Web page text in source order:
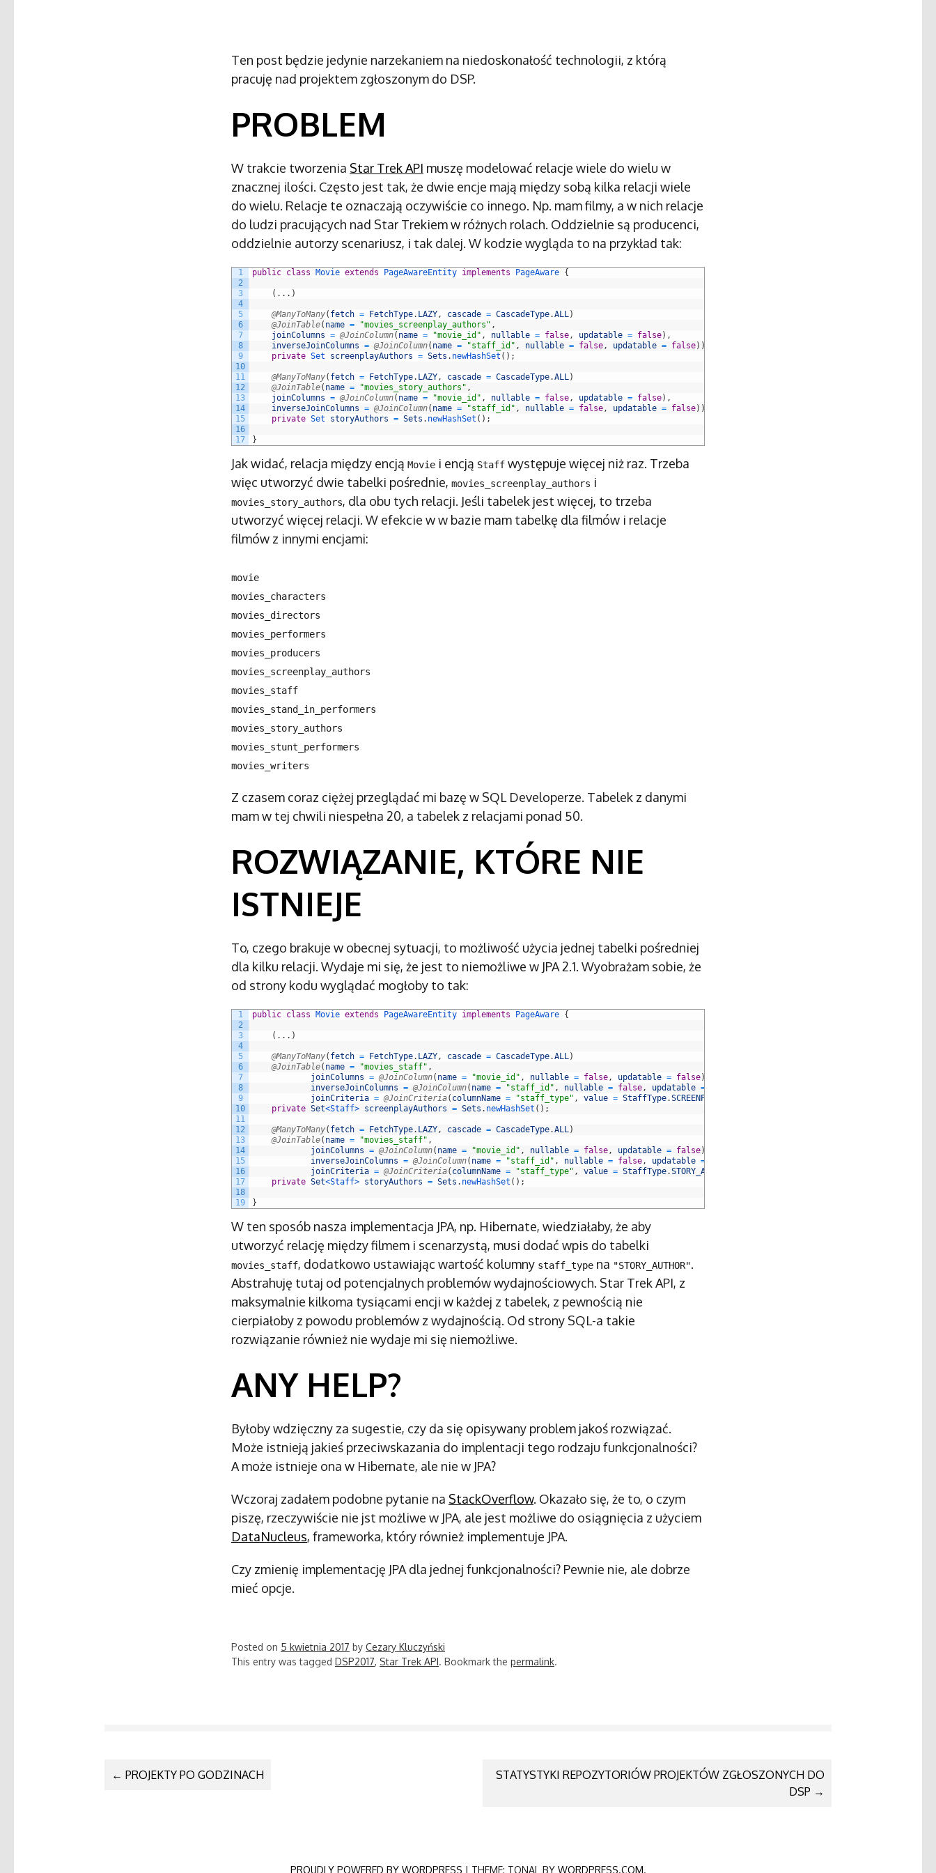
Ten post będzie jedynie narzekaniem na niedoskonałość technologii, z którą
pracuję nad projektem zgłoszonym do DSP.
PROBLEM
W trakcie tworzenia Star Trek API muszę modelować relacje wiele do wielu w
znacznej ilości. Często jest tak, że dwie encje mają między sobą kilka relacji wiele
do wielu. Relacje te oznaczają oczywiście co innego. Np. mam filmy, a w nich relacje
do ludzi pracujących nad Star Trekiem w różnych rolach. Oddzielnie są producenci,
oddzielnie autorzy scenariusz, i tak dalej. W kodzie wygląda to na przykład tak:
1
2
3
4
5
6
7
8
9
10
11
12
13
14
15
16
17
public class Movie extends PageAwareEntity implements PageAware {
( . . . )
@ManyToMany( fetch = FetchType. LAZY, cascade = CascadeType.ALL)
@JoinTable( name = "movies_screenplay_authors" ,
joinColumns = @JoinColumn( name = "movie_id" , nullable = false, updatable = false) ,
inverseJoinColumns = @JoinColumn( name = "staff_id" , nullable = false, updatable = false) )
private Set screenplayAuthors = Sets . newHashSet ( ) ;
@ManyToMany( fetch = FetchType. LAZY, cascade = CascadeType.ALL)
@JoinTable( name = "movies_story_authors" ,
joinColumns = @JoinColumn( name = "movie_id" , nullable = false, updatable = false) ,
inverseJoinColumns = @JoinColumn( name = "staff_id" , nullable = false, updatable = false) )
private Set storyAuthors = Sets . newHashSet ( ) ;
}
Jak widać, relacja między encją Movie i encją Staff występuje więcej niż raz. Trzeba
więc utworzyć dwie tabelki pośrednie, movies_screenplay_authors i
movies_story_authors, dla obu tych relacji. Jeśli tabelek jest więcej, to trzeba
utworzyć więcej relacji. W efekcie w w bazie mam tabelkę dla filmów i relacje
filmów z innymi encjami:
movie
movies_characters
movies_directors
movies_performers
movies_producers
movies_screenplay_authors
movies_staff
movies_stand_in_performers
movies_story_authors
movies_stunt_performers
movies_writers
Z czasem coraz ciężej przeglądać mi bazę w SQL Developerze. Tabelek z danymi
mam w tej chwili niespełna 20, a tabelek z relacjami ponad 50.
ROZWIĄZANIE, KTÓRE NIE
ISTNIEJE
To, czego brakuje w obecnej sytuacji, to możliwość użycia jednej tabelki pośredniej
dla kilku relacji. Wydaje mi się, że jest to niemożliwe w JPA 2.1. Wyobrażam sobie, że
od strony kodu wyglądać mogłoby to tak:
1
2
3
4
5
6
7
8
9
10
11
12
13
14
15
16
17
18
19
public class Movie extends PageAwareEntity implements PageAware {
( . . . )
@ManyToMany( fetch = FetchType. LAZY, cascade = CascadeType.ALL)
@JoinTable( name = "movies_staff" ,
joinColumns = @JoinColumn( name = "movie_id" , nullable = false, updatable = false)
inverseJoinColumns = @JoinColumn( name = "staff_id" , nullable = false, updatable =
joinCriteria = @JoinCriteria( columnName = "staff_type" , value = StaffType.SCREENPLAY_AUTHOR
private Set<Staff> screenplayAuthors = Sets . newHashSet ( ) ;
@ManyToMany( fetch = FetchType. LAZY, cascade = CascadeType.ALL)
@JoinTable( name = "movies_staff" ,
joinColumns = @JoinColumn( name = "movie_id" , nullable = false, updatable = false)
inverseJoinColumns = @JoinColumn( name = "staff_id" , nullable = false, updatable =
joinCriteria = @JoinCriteria( columnName = "staff_type" , value = StaffType.STORY_AUTHOR
private Set<Staff> storyAuthors = Sets . newHashSet ( ) ;
}
W ten sposób nasza implementacja JPA, np. Hibernate, wiedziałaby, że aby
utworzyć relację między filmem i scenarzystą, musi dodać wpis do tabelki
movies_staff, dodatkowo ustawiając wartość kolumny staff_type na "STORY_AUTHOR".
Abstrahuję tutaj od potencjalnych problemów wydajnościowych. Star Trek API, z
maksymalnie kilkoma tysiącami encji w każdej z tabelek, z pewnością nie
cierpiałoby z powodu problemów z wydajnością. Od strony SQL-a takie
rozwiązanie również nie wydaje mi się niemożliwe.
ANY HELP?
Byłoby wdzięczny za sugestie, czy da się opisywany problem jakoś rozwiązać.
Może istnieją jakieś przeciwskazania do implentacji tego rodzaju funkcjonalności?
A może istnieje ona w Hibernate, ale nie w JPA?
Wczoraj zadałem podobne pytanie na StackOverflow. Okazało się, że to, o czym
piszę, rzeczywiście nie jst możliwe w JPA, ale jest możliwe do osiągnięcia z użyciem
DataNucleus, frameworka, który również implementuje JPA.
Czy zmienię implementację JPA dla jednej funkcjonalności? Pewnie nie, ale dobrze
mieć opcje.
Posted on 5 kwietnia 2017 by Cezary Kluczyński
This entry was tagged DSP2017, Star Trek API. Bookmark the permalink.
POST NAVIGATION
← PROJEKTY PO GODZINACH
STATYSTYKI REPOZYTORIÓW PROJEKTÓW ZGŁOSZONYCH DO
DSP →
PROUDLY POWERED BY WORDPRESS | THEME: TONAL BY WORDPRESS.COM.